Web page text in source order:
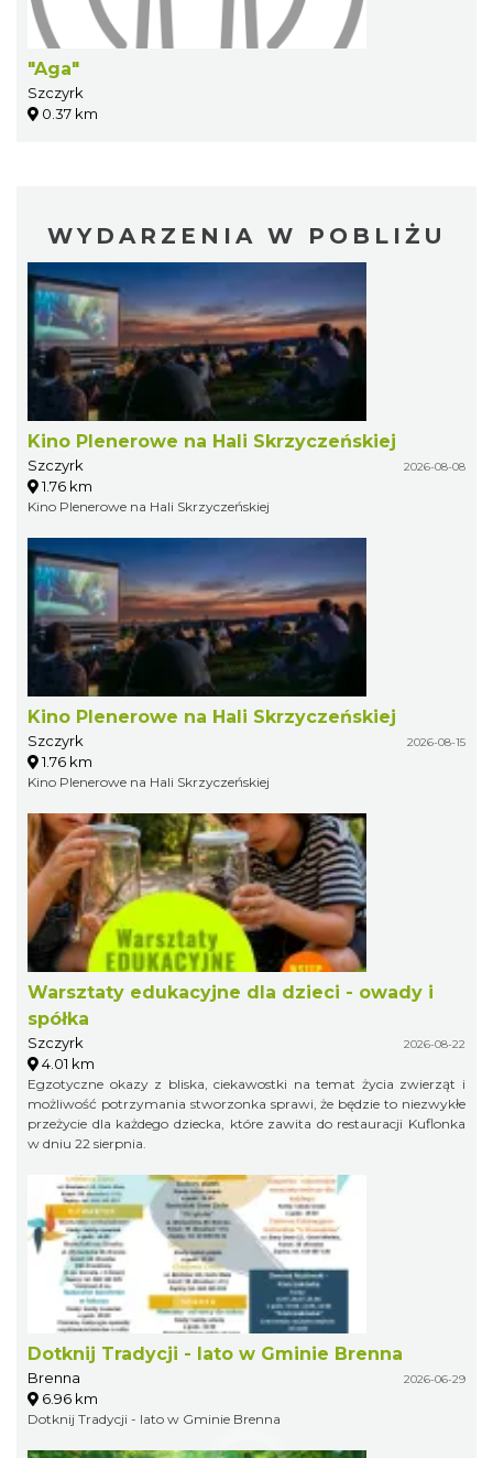
"Aga"
Szczyrk
0.37 km
WYDARZENIA W POBLIŻU
Kino Plenerowe na Hali Skrzyczeńskiej
Szczyrk 2026-08-08
1.76 km
Kino Plenerowe na Hali Skrzyczeńskiej
Kino Plenerowe na Hali Skrzyczeńskiej
Szczyrk 2026-08-15
1.76 km
Kino Plenerowe na Hali Skrzyczeńskiej
Warsztaty edukacyjne dla dzieci - owady i
spółka
Szczyrk 2026-08-22
4.01 km
Egzotyczne okazy z bliska, ciekawostki na temat życia zwierząt i
możliwość potrzymania stworzonka sprawi, że będzie to niezwykłe
przeżycie dla każdego dziecka, które zawita do restauracji Kuflonka
w dniu 22 sierpnia.
Dotknij Tradycji - lato w Gminie Brenna
Brenna 2026-06-29
6.96 km
Dotknij Tradycji - lato w Gminie Brenna